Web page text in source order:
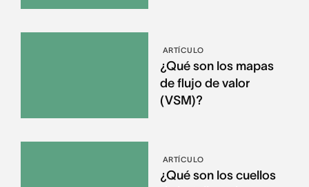
ARTÍCULO
¿Qué son los mapas
de flujo de valor
(VSM)?
ARTÍCULO
¿Qué son los cuellos